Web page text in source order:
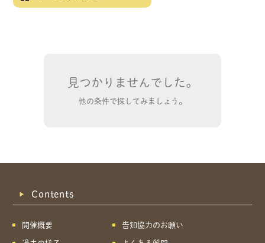
見つかりませんでした。
他の条件で探してみましょう。
Contents
開催概要 告知協力のお願い